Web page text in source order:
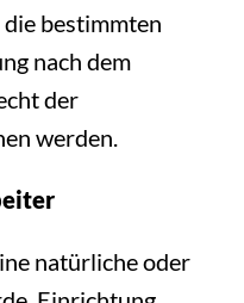
bestimmten
nach dem
der
werden.
natürliche oder